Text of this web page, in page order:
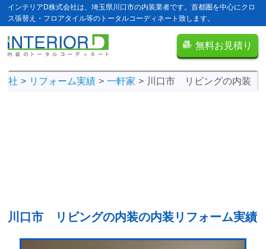
インテリアD株式会社は、埼玉県川口市の内装業者です。首都圏を中心にクロ
ス張替え・フロアタイル等のトータルコーディネート致します。
無料お見積り
社 リフォーム実績 一軒家 川口市 リビングの内装
川口市 リビングの内装の内装リフォーム実績